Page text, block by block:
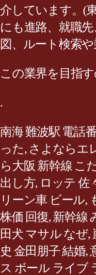
介しています。(
にも進路、就職
図、ルート検索
この業界を目指
.
南海 難波駅 電話
った, さよならエ
ら大阪 新幹線 こ
出し方, ロッテ 佐
リーン車 ビール,
株価 回復,新幹線
田犬 マサル なぜ,
史 金田朋子 結婚,
ス ボール ライブ